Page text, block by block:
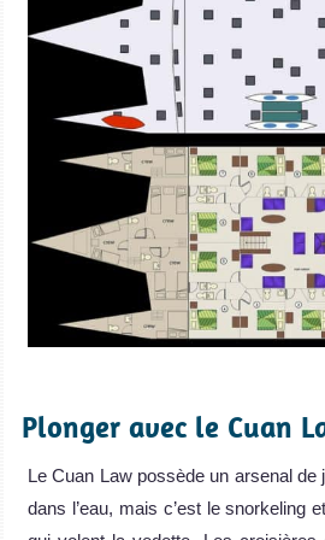
Plonger avec le Cuan
Le Cuan Law possède un arsenal
dans l’eau, mais c’est le snorkeling